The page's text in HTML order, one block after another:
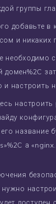
группы
добавьте в
и никаких
необходимо
домен%2C
и настроить
настроить
название
а «nginx.